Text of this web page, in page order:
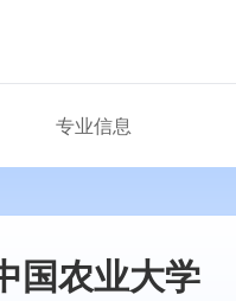
专业信息
国农业大学